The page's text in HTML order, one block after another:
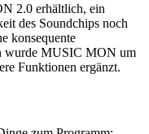
2.0 erhältlich, ein
des Soundchips noch
konsequente
wurde MUSIC MON um
Funktionen ergänzt.